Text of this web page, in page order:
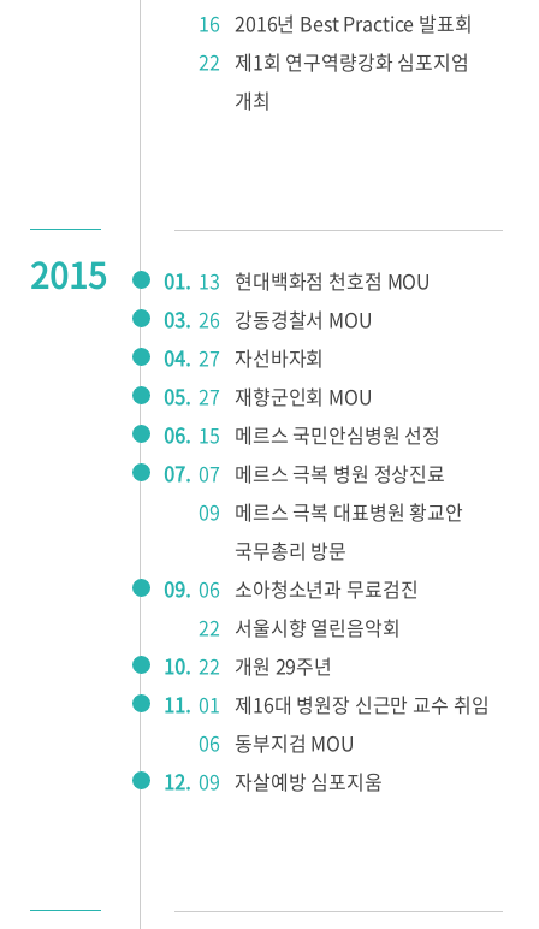
16 2016년 Best Practice 발표회
22 제1회 연구역량강화 심포지엄
개최
2015 01. 13 현대백화점 천호점 MOU
03. 26 강동경찰서 MOU
04. 27 자선바자회
05. 27 재향군인회 MOU
06. 15 메르스 국민안심병원 선정
07. 07 메르스 극복 병원 정상진료
09 메르스 극복 대표병원 황교안
국무총리 방문
09. 06 소아청소년과 무료검진
22 서울시향 열린음악회
10. 22 개원 29주년
11. 01
제16대 병원장 신근만 교수 취임
06 동부지검 MOU
12. 09 자살예방 심포지움